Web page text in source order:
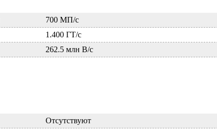
700 МП/с
1.400 ГТ/с
262.5 млн В/с
Отсутствуют